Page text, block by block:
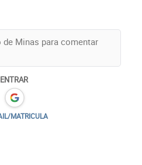
ENTRAR
MATRICULA